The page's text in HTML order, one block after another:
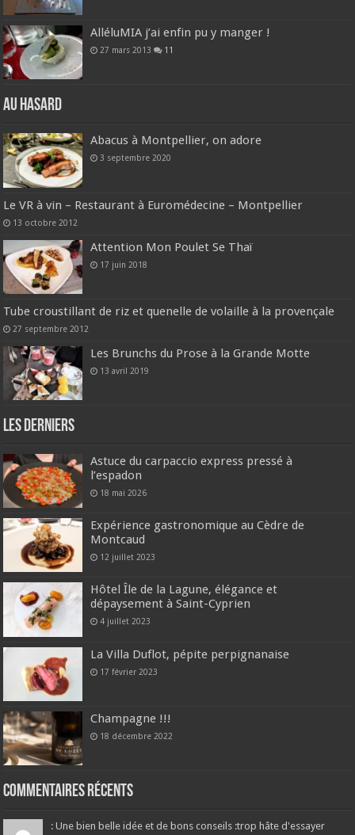
AlléluMIA j’ai enfin pu y manger !
27 mars 2013 11
Au hasard
Abacus à Montpellier, on adore
3 septembre 2020
Le VR à vin – Restaurant à Euromédecine – Montpellier
13 octobre 2012
Attention Mon Poulet Se Thaï
17 juin 2018
Tube croustillant de riz et quenelle de volaille à la provençale
27 septembre 2012
Les Brunchs du Prose à la Grande Motte
13 avril 2019
Les derniers
Astuce du carpaccio express pressé à
l’espadon
18 mai 2026
Expérience gastronomique au Cèdre de
Montcaud
12 juillet 2023
Hôtel Île de la Lagune, élégance et
dépaysement à Saint-Cyprien
4 juillet 2023
La Villa Duflot, pépite perpignanaise
17 février 2023
Champagne !!!
18 décembre 2022
Commentaires récents
: Une bien belle idée et de bons conseils :trop hâte d'essayer